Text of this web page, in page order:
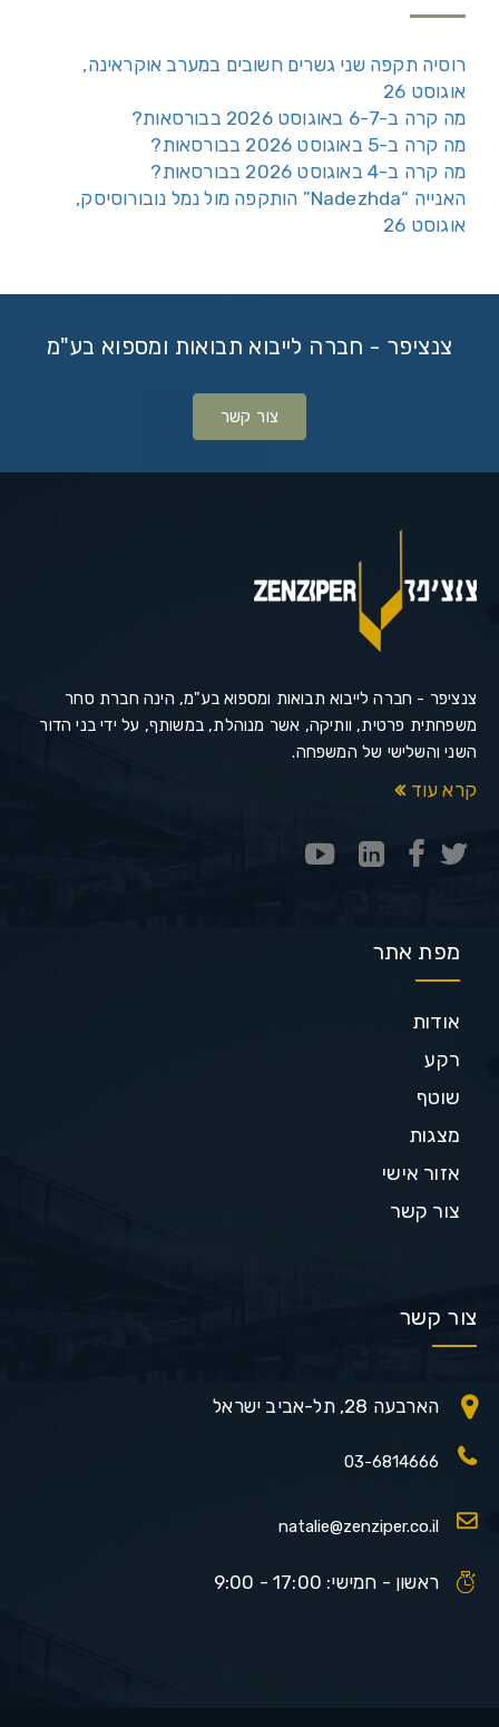
רוסיה תקפה שני גשרים חשובים במערב אוקראינה,
אוגוסט 26
מה קרה ב-6-7 באוגוסט 2026 בבורסאות?
מה קרה ב-5 באוגוסט 2026 בבורסאות?
מה קרה ב-4 באוגוסט 2026 בבורסאות?
האנייה “Nadezhda” הותקפה מול נמל נובורוסיסק,
אוגוסט 26
צנציפר - חברה לייבוא תבואות ומספוא בע"מ
צור קשר
צנציפר - חברה לייבוא תבואות ומספוא בע"מ, הינה חברת סחר
משפחתית פרטית, וותיקה, אשר מנוהלת, במשותף, על ידי בני הדור
השני והשלישי של המשפחה.
קרא עוד
מפת אתר
אודות
רקע
שוטף
מצגות
אזור אישי
צור קשר
צור קשר
הארבעה 28, תל-אביב ישראל
03-6814666
natalie@zenziper.co.il
ראשון - חמישי: 17:00 - 9:00